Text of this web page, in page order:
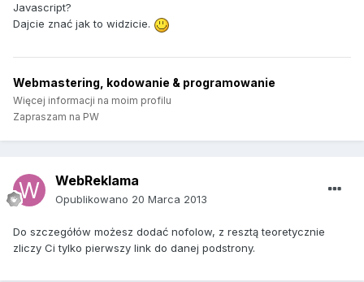
Javascript?
Dajcie znać jak to widzicie.
Webmastering, kodowanie & programowanie
Więcej informacji na moim profilu
Zapraszam na PW
WebReklama
Opublikowano 20 Marca 2013
Do szczegółów możesz dodać nofolow, z resztą teoretycznie
zliczy Ci tylko pierwszy link do danej podstrony.